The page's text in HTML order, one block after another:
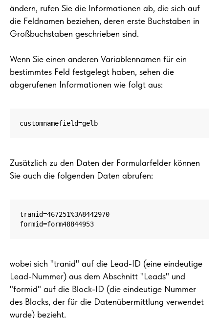
ändern, rufen Sie die Informationen ab, die sich auf
die Feldnamen beziehen, deren erste Buchstaben in
Großbuchstaben geschrieben sind.
Wenn Sie einen anderen Variablennamen für ein
bestimmtes Feld festgelegt haben, sehen die
abgerufenen Informationen wie folgt aus:
customnamefield=gelb
Zusätzlich zu den Daten der Formularfelder können
Sie auch die folgenden Daten abrufen:
tranid=467251%3A8442970
formid=form48844953
wobei sich "tranid" auf die Lead-ID (eine eindeutige
Lead-Nummer) aus dem Abschnitt "Leads" und
"formid" auf die Block-ID (die eindeutige Nummer
des Blocks, der für die Datenübermittlung verwendet
wurde) bezieht.